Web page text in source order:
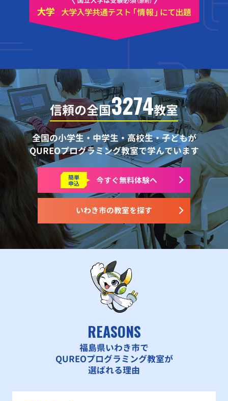
信頼の全国3274教室
全国の小学生・中学生・高校生・子どもが
QUREOプログラミング教室で学んでいます
いわき市の教室を探す
簡単
申込 今すぐ無料体験へ
REASONS
福島県いわき市で
QUREOプログラミング教室が
選ばれる理由